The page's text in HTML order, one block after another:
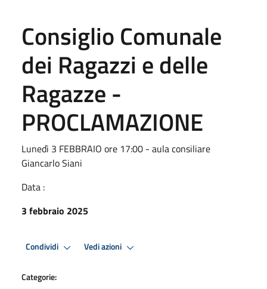
Consiglio Comunale
dei Ragazzi e delle
Ragazze -
PROCLAMAZIONE
Lunedì 3 FEBBRAIO ore 17:00 - aula consiliare
Giancarlo Siani
Data :
3 febbraio 2025
Condividi Vedi azioni
Categorie: